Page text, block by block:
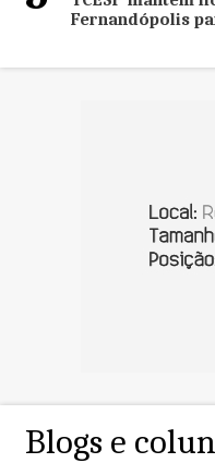
Fernandópolis
Blogs e